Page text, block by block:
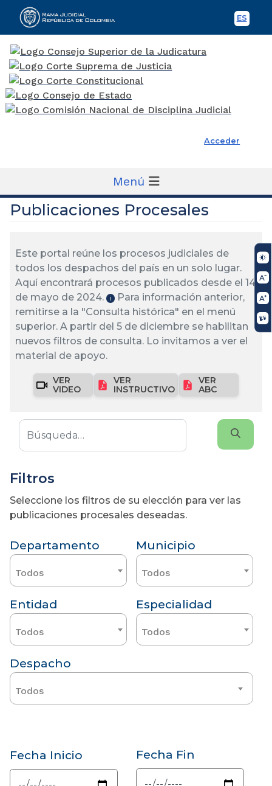
ES
Rama Judicial
Acceder
Menú
Publicaciones Procesales
Este portal reúne los procesos judiciales de
todos los despachos del país en un solo lugar.
Aquí encontrará procesos publicados desde el 14
de mayo de 2024.
ℹ️
Para información anterior,
remitirse a la "Consulta histórica" en el menú
superior. A partir del 5 de diciembre se habilitan
nuevos filtros de consulta. Lo invitamos a ver el
material de apoyo.
VER
VIDEO
VER
INSTRUCTIVO
VER
ABC
Filtros
Seleccione los filtros de su elección para ver las
publicaciones procesales deseadas.
Departamento
Todos
Municipio
Todos
Entidad
Todos
Especialidad
Todos
Despacho
Todos
Fecha Inicio Fecha Fin